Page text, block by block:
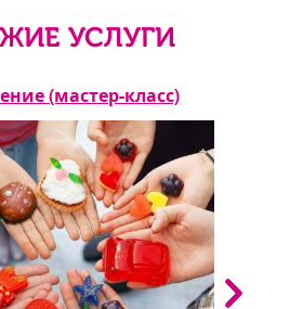
УСЛУГИ
(мастер-класс)